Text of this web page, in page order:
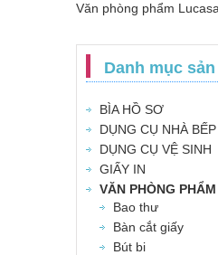
Văn phòng phẩm
Danh mục
BÌA HỒ SƠ
DỤNG CỤ NHÀ BẾP
DỤNG CỤ VỆ SINH
GIẤY IN
VĂN PHÒNG PHẨM
Bao thư
Bàn cắt giấy
Bút bi